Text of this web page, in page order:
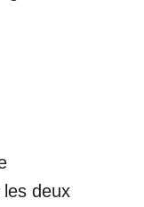
deux